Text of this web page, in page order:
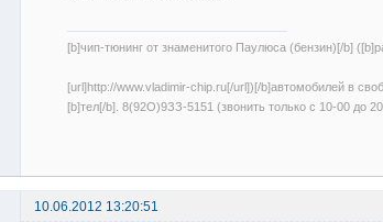
[b]чип-тюнинг от знаменитого Паулюса (бензин)[/b]
[url]http://www.vladimir-chip.ru[/url])[/b]автомобилей в
[b]тел[/b]. 8(92О)9ЗЗ-5151 (звонить только с 10-00 до
10.06.2012 13:20:51